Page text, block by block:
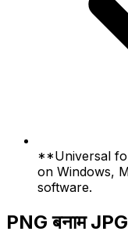
**Universal
on Windows,
software.
PNG बनाम